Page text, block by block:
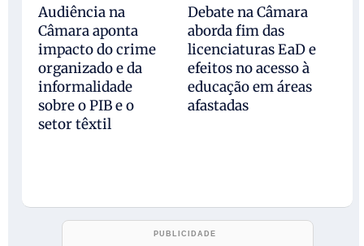
Audiência na
Câmara aponta
impacto do crime
organizado e da
informalidade
sobre o PIB e o
setor têxtil
Debate na Câmara
aborda fim das
licenciaturas EaD e
efeitos no acesso à
educação em áreas
afastadas